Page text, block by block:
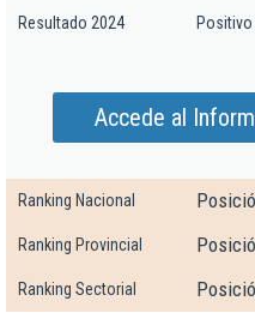
Resultado 2024 Positivo
Accede al
Ranking Nacional
Ranking Provincial
Ranking Sectorial